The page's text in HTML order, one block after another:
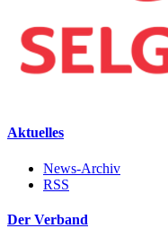
Aktuelles
News-Archiv
RSS
Der Verband